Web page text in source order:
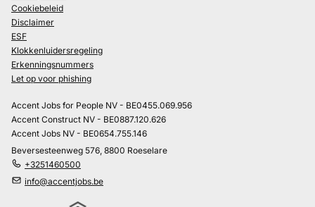
Cookiebeleid
Disclaimer
ESF
Klokkenluidersregeling
Erkenningsnummers
Let op voor phishing
Accent Jobs for People NV - BE0455.069.956
Accent Construct NV - BE0887.120.626
Accent Jobs NV - BE0654.755.146
Beversesteenweg 576, 8800 Roeselare
+3251460500
info@accentjobs.be